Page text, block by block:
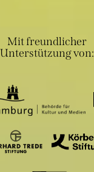
Mit freundlicher
Unterstützung von: